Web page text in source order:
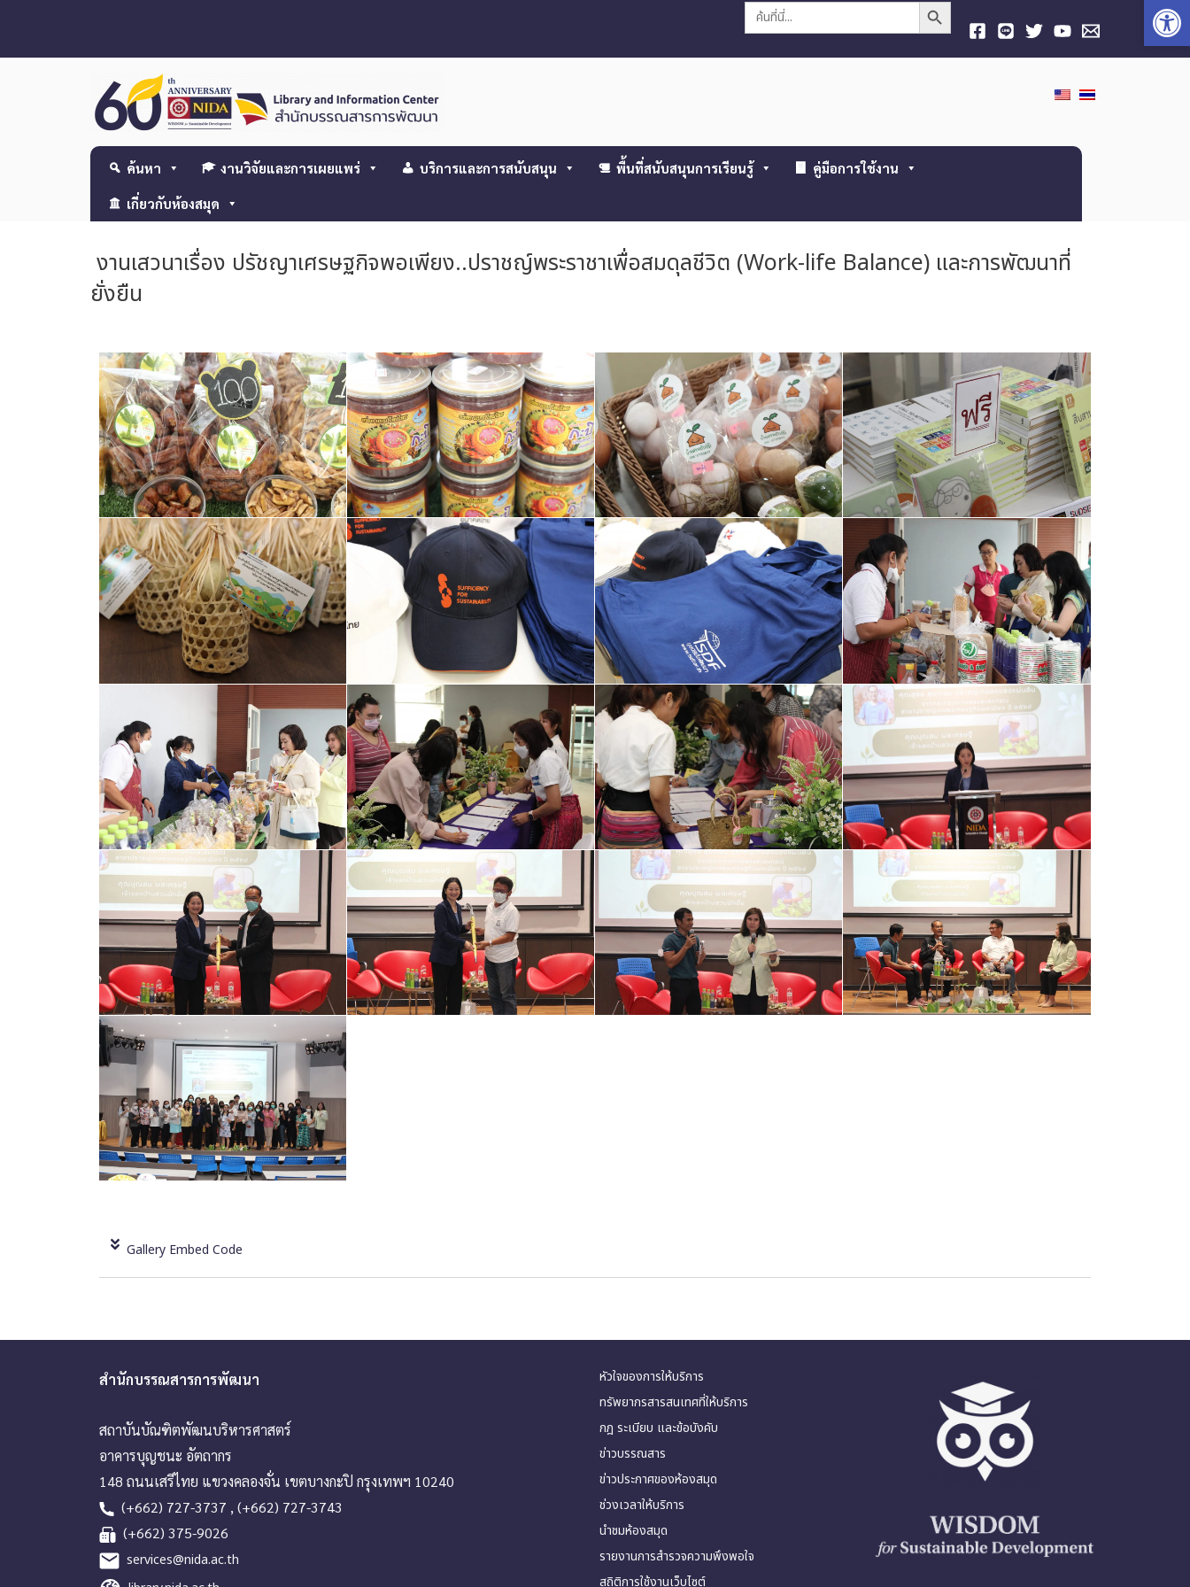
Search
ค้นหา งานวิจัยและการเผยแพร่ บริการและการสนับสนุน พื้นที่สนับสนุนการเรียนรู้ คู่มือการใช้งาน
เกี่ยวกับห้องสมุด
งานเสวนาเรื่อง ปรัชญาเศรษฐกิจพอเพียง..ปราชญ์พระราชาเพื่อสมดุลชีวิต (Work-life Balance) และการพัฒนาที่
ยั่งยืน
Gallery Embed Code
สำนักบรรณสารการพัฒนา
สถาบันบัณฑิตพัฒนบริหารศาสตร์
อาคารบุญชนะ อัตถากร
148 ถนนเสรีไทย แขวงคลองจั่น เขตบางกะปิ กรุงเทพฯ 10240
(+662) 727-3737 , (+662) 727-3743
(+662) 375-9026
services@nida.ac.th
หัวใจของการให้บริการ
ทรัพยากรสารสนเทศที่ให้บริการ
กฎ ระเบียบ และข้อบังคับ
ข่าวบรรณสาร
ข่าวประกาศของห้องสมุด
ช่วงเวลาให้บริการ
นำชมห้องสมุด
รายงานการสำรวจความพึงพอใจ
สถิติการใช้งานเว็บไซต์